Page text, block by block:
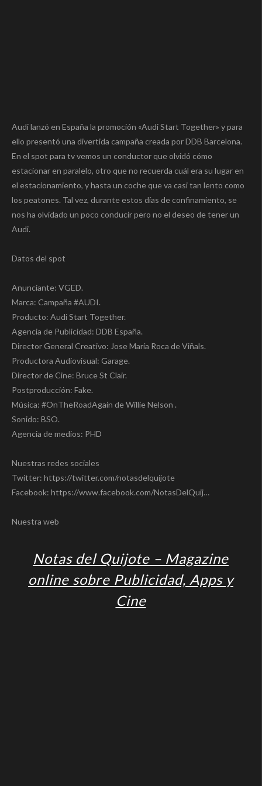
Audi lanzó en España la promoción «Audi Start Together» y para
ello presentó una divertida campaña creada por DDB Barcelona.
En el spot para tv vemos un conductor que olvidó cómo
estacionar en paralelo, otro que no recuerda cuál era su lugar en
el estacionamiento, y hasta un coche que va casi tan lento como
los peatones. Tal vez, durante estos días de confinamiento, se
nos ha olvidado un poco conducir pero no el deseo de tener un
Audi.
Datos del spot
Anunciante: VGED.
Marca: Campaña #AUDI.
Producto: Audi Start Together.
Agencia de Publicidad: DDB España.
Director General Creativo: Jose María Roca de Viñals.
Productora Audiovisual: Garage.
Director de Cine: Bruce St Clair.
Postproducción: Fake.
Música: #OnTheRoadAgain de Willie Nelson .
Sonido: BSO.
Agencia de medios: PHD
Nuestras redes sociales
Twitter: https://twitter.com/notasdelquijote
Facebook: https://www.facebook.com/NotasDelQuij…
Nuestra web
Notas del Quijote – Magazine
online sobre Publicidad, Apps y
Cine